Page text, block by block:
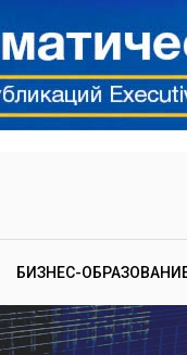
БИЗНЕС-